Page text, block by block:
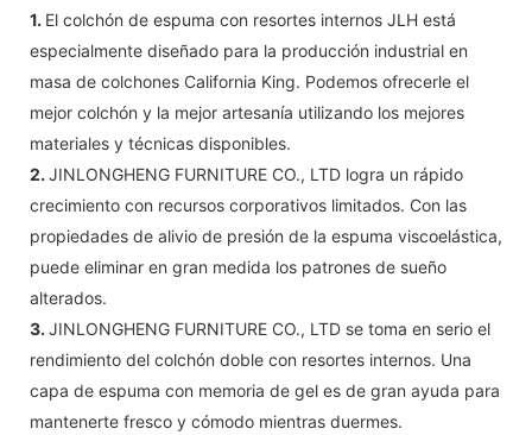
1. El colchón de espuma con resortes internos JLH está
especialmente diseñado para la producción industrial en
masa de colchones California King. Podemos ofrecerle el
mejor colchón y la mejor artesanía utilizando los mejores
materiales y técnicas disponibles.
2. JINLONGHENG FURNITURE CO., LTD logra un rápido
crecimiento con recursos corporativos limitados. Con las
propiedades de alivio de presión de la espuma viscoelástica,
puede eliminar en gran medida los patrones de sueño
alterados.
3. JINLONGHENG FURNITURE CO., LTD se toma en serio el
rendimiento del colchón doble con resortes internos. Una
capa de espuma con memoria de gel es de gran ayuda para
mantenerte fresco y cómodo mientras duermes.